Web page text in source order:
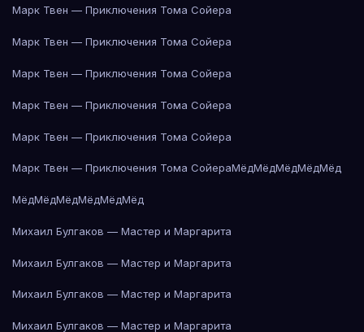
Марк Твен — Приключения Тома Сойера
Марк Твен — Приключения Тома Сойера
Марк Твен — Приключения Тома Сойера
Марк Твен — Приключения Тома Сойера
Марк Твен — Приключения Тома Сойера
Марк Твен — Приключения Тома СойераМёдМёдМёдМёдМёд
МёдМёдМёдМёдМёдМёд
Михаил Булгаков — Мастер и Маргарита
Михаил Булгаков — Мастер и Маргарита
Михаил Булгаков — Мастер и Маргарита
Михаил Булгаков — Мастер и Маргарита